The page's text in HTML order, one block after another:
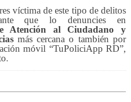
víctima de este tipo de delitos
que lo denuncies en
Atención al Ciudadano y
más cercana o también por
móvil “TuPoliciApp RD”,